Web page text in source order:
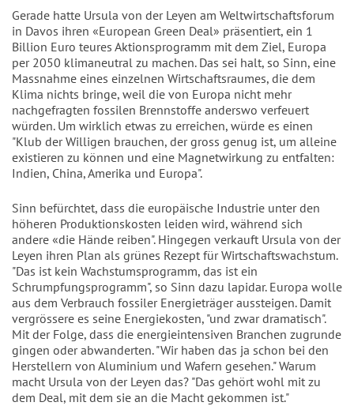
Gerade hatte Ursula von der Leyen am Weltwirtschaftsforum
in Davos ihren «European Green Deal» präsentiert, ein 1
Billion Euro teures Aktionsprogramm mit dem Ziel, Europa
per 2050 klimaneutral zu machen. Das sei halt, so Sinn, eine
Massnahme eines einzelnen Wirtschaftsraumes, die dem
Klima nichts bringe, weil die von Europa nicht mehr
nachgefragten fossilen Brennstoffe anderswo verfeuert
würden. Um wirklich etwas zu erreichen, würde es einen
"Klub der Willigen brauchen, der gross genug ist, um alleine
existieren zu können und eine Magnetwirkung zu entfalten:
Indien, China, Amerika und Europa".
Sinn befürchtet, dass die europäische Industrie unter den
höheren Produktionskosten leiden wird, während sich
andere «die Hände reiben". Hingegen verkauft Ursula von der
Leyen ihren Plan als grünes Rezept für Wirtschaftswachstum.
"Das ist kein Wachstumsprogramm, das ist ein
Schrumpfungsprogramm", so Sinn dazu lapidar. Europa wolle
aus dem Verbrauch fossiler Energieträger aussteigen. Damit
vergrössere es seine Energiekosten, "und zwar dramatisch".
Mit der Folge, dass die energieintensiven Branchen zugrunde
gingen oder abwanderten. "Wir haben das ja schon bei den
Herstellern von Aluminium und Wafern gesehen." Warum
macht Ursula von der Leyen das? "Das gehört wohl mit zu
dem Deal, mit dem sie an die Macht gekommen ist."